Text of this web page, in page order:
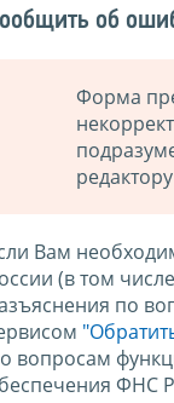
об
Форма
Вам
(в том
по
вопросам
ФНС